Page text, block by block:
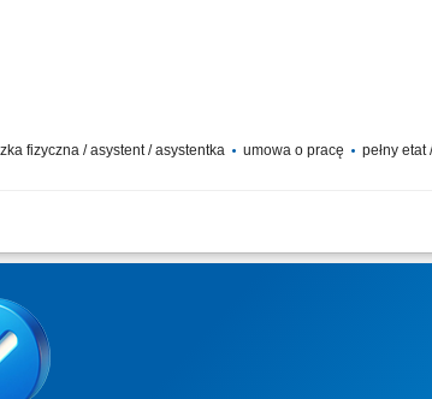
fizyczna / asystent / asystentka umowa o pracę pełny etat
oraz zwrotów towarowych. Prowadzenie prawidłowego